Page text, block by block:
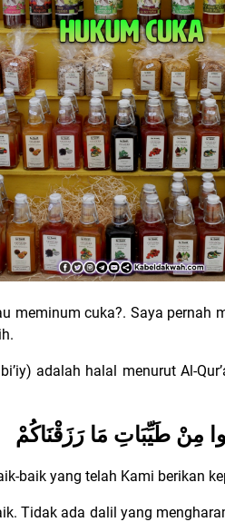
meminum cuka?. Saya pernah
adalah halal menurut Al-
مِنْ طَيِّبَاتِ مَا رَزَقْنَاكُمْ
baik yang telah Kami berikan
Tidak ada dalil yang